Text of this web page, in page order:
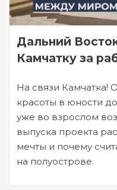
Дальний
Камчатку за
На связи Камчатка!
красоты в юности
уже во взрослом
выпуска проекта
мечты и почему
на полуострове.